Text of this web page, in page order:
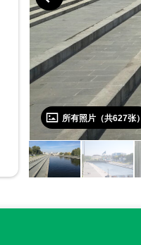
所有照片（共627张）